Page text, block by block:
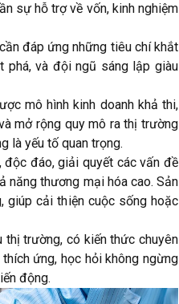
sự hỗ trợ về vốn, kinh nghiệm
đáp ứng những tiêu chí khắt
phá, và đội ngũ sáng lập giàu
mô hình kinh doanh khả thi,
mở rộng quy mô ra thị trường
là yếu tố quan trọng.
độc đáo, giải quyết các vấn đề
năng thương mại hóa cao. Sản
giúp cải thiện cuộc sống hoặc
thị trường, có kiến thức chuyên
ứng, học hỏi không ngừng
động.